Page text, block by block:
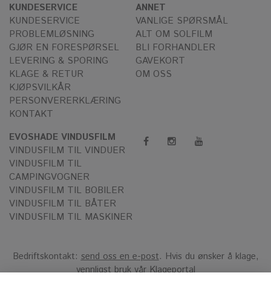
KUNDESERVICE
KUNDESERVICE
PROBLEMLØSNING
GJØR EN FORESPØRSEL
LEVERING & SPORING
KLAGE & RETUR
KJØPSVILKÅR
PERSONVERERKLÆRING
KONTAKT
ANNET
VANLIGE SPØRSMÅL
ALT OM SOLFILM
BLI FORHANDLER
GAVEKORT
OM OSS
EVOSHADE VINDUSFILM
VINDUSFILM TIL VINDUER
VINDUSFILM TIL
CAMPINGVOGNER
VINDUSFILM TIL BOBILER
VINDUSFILM TIL BÅTER
VINDUSFILM TIL MASKINER
Bedriftskontakt: send oss en e-post. Hvis du ønsker å klage,
vennligst bruk vårKlageportal